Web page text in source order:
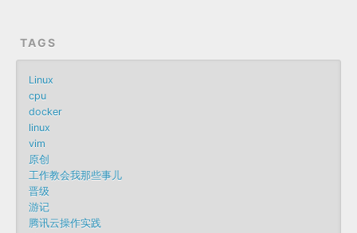
TAGS
Linux
cpu
docker
linux
vim
原创
工作教会我那些事儿
晋级
游记
腾讯云操作实践